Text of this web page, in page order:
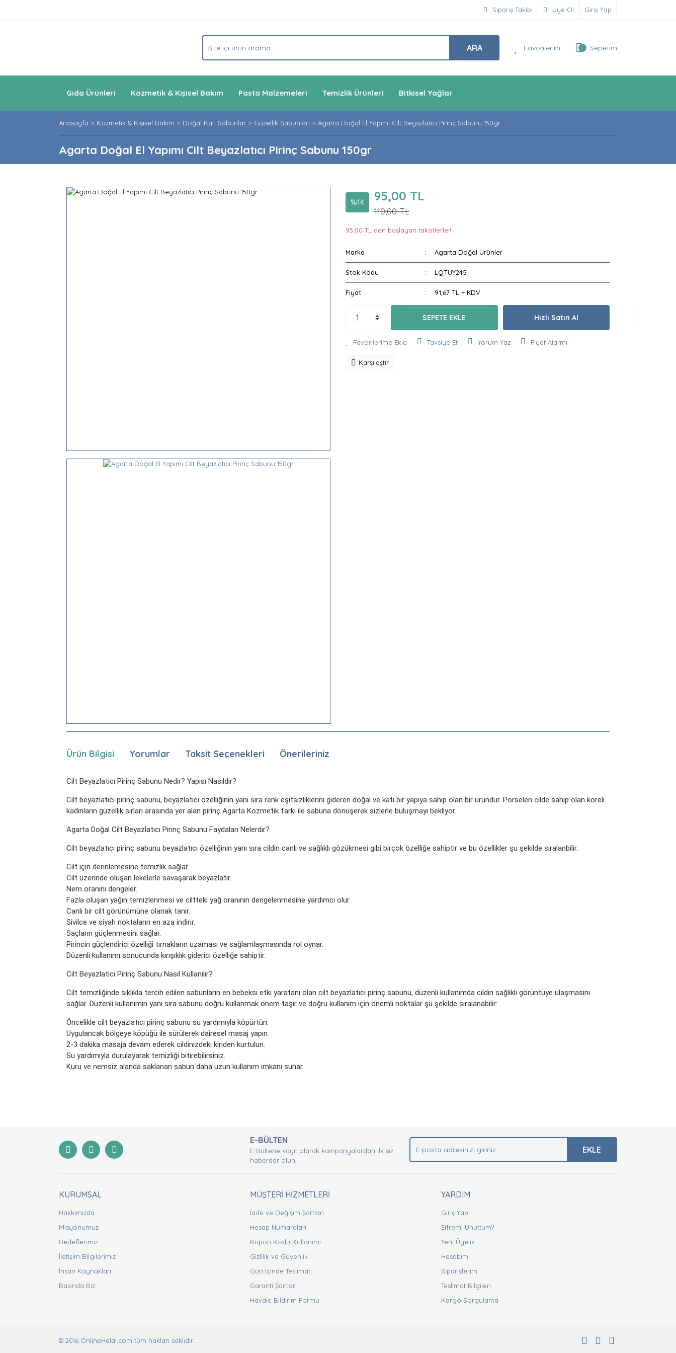
Sipariş Takibi Üye Ol Giriş Yap
ARA Favorilerim Sepetim
Gıda Ürünleri Kozmetik & Kişisel Bakım Pasta Malzemeleri Temizlik Ürünleri Bitkisel Yağlar
Anasayfa Kozmetik & Kişisel Bakım Doğal Katı Sabunlar Güzellik Sabunları Agarta Doğal El Yapımı Cilt Beyazlatıcı Pirinç Sabunu 150gr
Agarta Doğal El Yapımı Cilt Beyazlatıcı Pirinç Sabunu 150gr
%14 95,00 TL
110,00 TL
95,00 TL den başlayan taksitlerle!!
Marka Agarta Doğal Ürünler
Stok Kodu LQTUY245
Fiyat 91,67 TL + KDV
SEPETE EKLE Hızlı Satın Al
Tavsiye Et Yorum Yaz Fiyat Alarmı
Karşılaştır
Ürün Bilgisi Yorumlar Taksit Seçenekleri Önerileriniz
Cilt Beyazlatıcı Pirinç Sabunu Nedir? Yapısı Nasıldır?
Cilt beyazlatıcı pirinç sabunu, beyazlatıcı özelliğinin yanı sıra renk eşitsizliklerini gideren doğal ve katı bir yapıya sahip olan bir üründür. Porselen cilde sahip olan koreli
kadınların güzellik sırları arasında yer alan pirinç Agarta Kozmetik farkı ile sabuna dönüşerek sizlerle buluşmayı bekliyor.
Agarta Doğal Cilt Beyazlatıcı Pirinç Sabunu Faydaları Nelerdir?
Cilt beyazlatıcı pirinç sabunu beyazlatıcı özelliğinin yanı sıra cildin canlı ve sağlıklı gözükmesi gibi birçok özelliğe sahiptir ve bu özellikler şu şekilde sıralanbilir:
Cilt için derinlemesine temizlik sağlar.
Cilt üzerinde oluşan lekelerle savaşarak beyazlatır.
Nem oranını dengeler.
Fazla oluşan yağın temizlenmesi ve ciltteki yağ oranının dengelenmesine yardımcı olur.
Canlı bir cilt görünümüne olanak tanır.
Sivilce ve siyah noktaların en aza indirir.
Saçların güçlenmesini sağlar.
Pirincin güçlendirici özelliği tırnakların uzaması ve sağlamlaşmasında rol oynar.
Düzenli kullanımı sonucunda kırışıklık giderici özelliğe sahiptir.
Cilt Beyazlatıcı Pirinç Sabunu Nasıl Kullanılır?
Cilt temizliğinde sıklıkla tercih edilen sabunların en bebeksi etki yaratanı olan cilt beyazlatıcı pirinç sabunu, düzenli kullanımda cildin sağlıklı görüntüye ulaşmasını
sağlar. Düzenli kullanımın yanı sıra sabunu doğru kullanmak önem taşır ve doğru kullanım için önemli noktalar şu şekilde sıralanabilir:
Öncelikle cilt beyazlatıcı pirinç sabunu su yardımıyla köpürtün.
Uygulancak bölgeye köpüğü ile sürülerek dairesel masaj yapın.
2-3 dakika masaja devam ederek cildinizdeki kiriden kurtulun.
Su yardımıyla durulayarak temizliği bitirebilirsiniz.
Kuru ve nemsiz alanda saklanan sabun daha uzun kullanım imkanı sunar.
Ürün açıklamasında eksik bilgiler bulunuyor.
Bu ürüne benzer farklı alternatifler olmalı.
E-BÜLTEN
E-Bültene kayıt olarak kampanyalardan ilk siz
haberdar olun!
EKLE
KURUMSAL
Hakkımızda
Misyonumuz
Hedeflerimiz
İletişim Bilgilerimiz
İnsan Kaynakları
Basında Biz
MÜŞTERİ HİZMETLERİ
İade ve Değişim Şartları
Hesap Numaraları
Kupon Kodu Kullanımı
Gizlilik ve Güvenlik
Gün İçinde Teslimat
Garanti Şartları
Havale Bildirim Formu
YARDIM
Giriş Yap
Şifremi Unuttum?
Yeni Üyelik
Hesabım
Siparişlerim
Teslimat Bilgileri
Kargo Sorgulama
© 2016 OnlineHelal.com tüm hakları saklıdır.